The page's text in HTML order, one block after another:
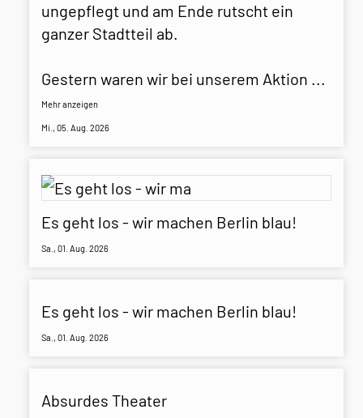
ungepflegt und am Ende rutscht ein
ganzer Stadtteil ab.
Gestern waren wir bei unserem Aktion ...
Mehr anzeigen
Mi., 05. Aug. 2026
Es geht los - wir machen Berlin blau!
Sa., 01. Aug. 2026
Es geht los - wir machen Berlin blau!
Sa., 01. Aug. 2026
Absurdes Theater